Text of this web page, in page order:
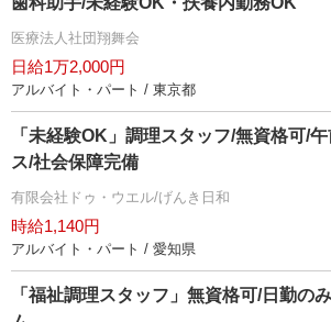
医療法人社団翔舞会
日給1万2,000円
アルバイト・パート / 東京都
「未経験OK」調理スタッフ/無資格可/
ス/社会保障完備
有限会社ドゥ・ウエル/げんき日和
時給1,140円
アルバイト・パート / 愛知県
「福祉調理スタッフ」無資格可/日勤の